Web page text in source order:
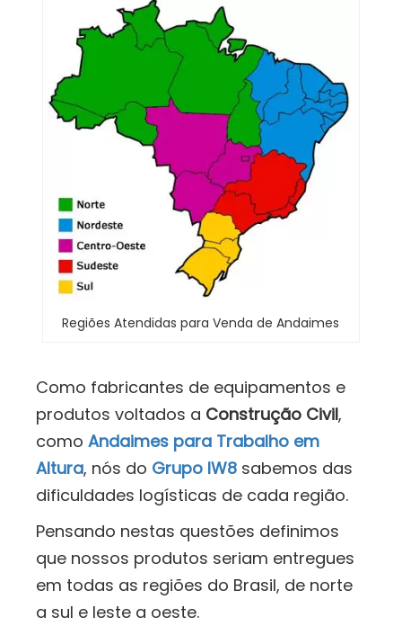
Regiões Atendidas para Venda de Andaimes
Como fabricantes de equipamentos e
produtos voltados a Construção Civil,
como Andaimes para Trabalho em
Altura, nós do Grupo IW8 sabemos das
dificuldades logísticas de cada região.
Pensando nestas questões definimos
que nossos produtos seriam entregues
em todas as regiões do Brasil, de norte
a sul e leste a oeste.